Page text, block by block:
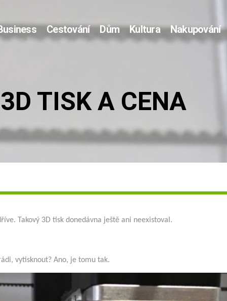
Cestování Dům Kultura Nakupování
3D TISK A CENA
Takový 3D tisk donedávna ještě ani neexistoval.
vytisknout? Ano, je tomu tak.